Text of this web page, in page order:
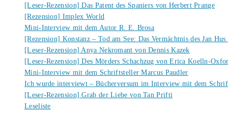
[Leser-Rezension] Das Patent des Spaniers von Herbert Prange
[Rezension] Implex World
Mini-Interview mit dem Autor R. E. Brosa
[Rezension] Konstanz – Tod am See: Das Vermächtnis des Jan
[Leser-Rezension] Anya Nekromant von Dennis Kazek
[Leser-Rezension] Des Mörders Schachzug von Erica Koelln-
Mini-Interview mit dem Schriftsteller Marcus Paudler
Ich wurde interviewt – Bücherversum im Interview mit dem
[Leser-Rezension] Grab der Liebe von Tan Prifti
Leseliste